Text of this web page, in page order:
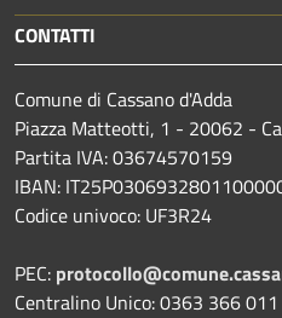
CONTATTI
Comune di Cassano d'Adda
Piazza Matteotti, 1 - 20062 -
Partita IVA: 03674570159
IBAN:
Codice univoco: UF3R24
PEC:
Centralino Unico: 0363 366 011